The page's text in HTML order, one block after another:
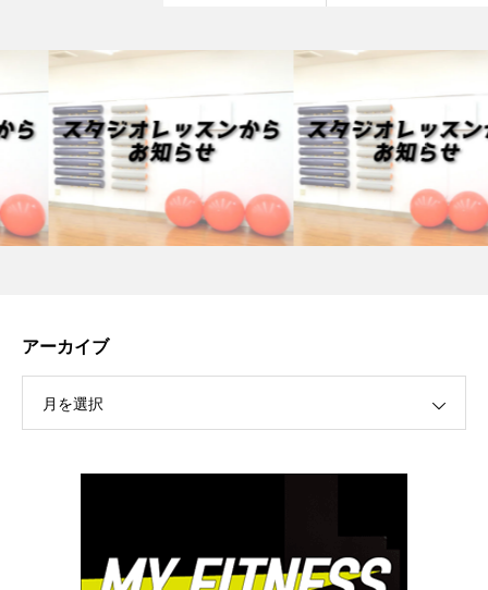
アーカイブ
月を選択